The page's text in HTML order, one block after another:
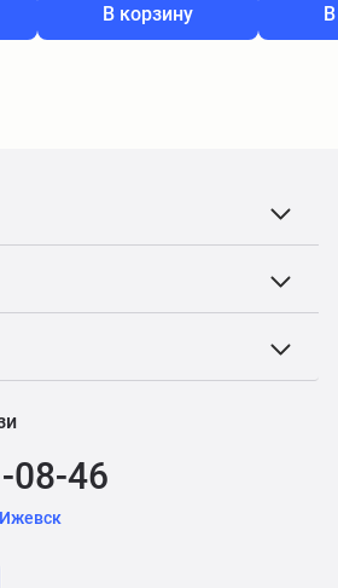
В корзину
08-46